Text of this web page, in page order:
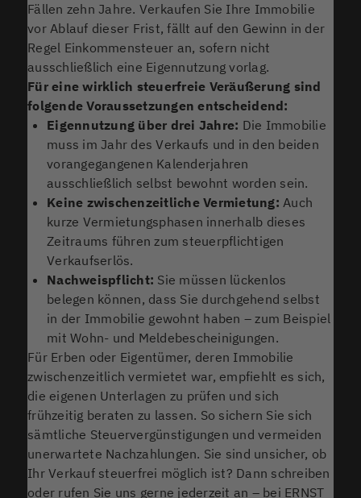
Fällen zehn Jahre. Verkaufen Sie Ihre Immobilie
vor Ablauf dieser Frist, fällt auf den Gewinn in der
Regel Einkommensteuer an, sofern nicht
ausschließlich eine Eigennutzung vorlag.
Für eine wirklich steuerfreie Veräußerung sind
folgende Voraussetzungen entscheidend:
Eigennutzung über drei Jahre: Die Immobilie
muss im Jahr des Verkaufs und in den beiden
vorangegangenen Kalenderjahren
ausschließlich selbst bewohnt worden sein.
Keine zwischenzeitliche Vermietung: Auch
kurze Vermietungsphasen innerhalb dieses
Zeitraums führen zum steuerpflichtigen
Verkaufserlös.
Nachweispflicht: Sie müssen lückenlos
belegen können, dass Sie durchgehend selbst
in der Immobilie gewohnt haben – zum Beispiel
mit Wohn- und Meldebescheinigungen.
Für Erben oder Eigentümer, deren Immobilie
zwischenzeitlich vermietet war, empfiehlt es sich,
die eigenen Unterlagen zu prüfen und sich
frühzeitig beraten zu lassen. So sichern Sie sich
sämtliche Steuervergünstigungen und vermeiden
unerwartete Nachzahlungen. Sie sind unsicher, ob
Ihr Verkauf steuerfrei möglich ist? Dann schreiben
oder rufen Sie uns gerne jederzeit an – bei ERNST